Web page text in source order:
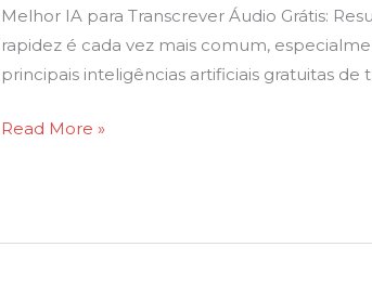
Melhor IA para Transcrever Áudio Grátis:
rapidez é cada vez mais comum,
principais inteligências artificiais gratuitas de
transcrever
áudio
grátis:
as
Read More »